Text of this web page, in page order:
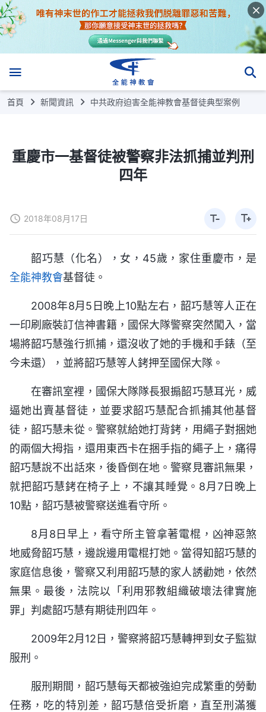
首頁 新聞資訊 中共政府迫害全能神教會基督徒典型案例
重慶市一基督徒被警察非法抓捕並判刑
四年
2018年08月17日
韶巧慧（化名），女，45歲，家住重慶市，是
全能神教會基督徒。
2008年8月5日晚上10點左右，韶巧慧等人正在
一印刷廠裝訂信神書籍，國保大隊警察突然闖入，當
場將韶巧慧強行抓捕，還沒收了她的手機和手錶（至
今未還），並將韶巧慧等人銬押至國保大隊。
在審訊室裡，國保大隊隊長狠搧韶巧慧耳光，威
逼她出賣基督徒，並要求韶巧慧配合抓捕其他基督
徒，韶巧慧未從。警察就給她打背銬，用繩子對捆她
的兩個大拇指，還用東西卡在捆手指的繩子上，痛得
韶巧慧說不出話來，後昏倒在地。警察見審訊無果，
就把韶巧慧銬在椅子上，不讓其睡覺。8月7日晚上
10點，韶巧慧被警察送進看守所。
8月8日早上，看守所主管拿著電棍，凶神惡煞
地威脅韶巧慧，邊說邊用電棍打她。當得知韶巧慧的
家庭信息後，警察又利用韶巧慧的家人誘勸她，依然
無果。最後，法院以「利用邪教組織破壞法律實施
罪」判處韶巧慧有期徒刑四年。
2009年2月12日，警察將韶巧慧轉押到女子監獄
服刑。
服刑期間，韶巧慧每天都被強迫完成繁重的勞動
任務，吃的特別差，韶巧慧倍受折磨，直至刑滿獲